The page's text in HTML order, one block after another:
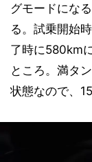
グモードにな
る。試乗開始
了時に580km
ところ。満タ
状態なので、